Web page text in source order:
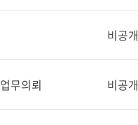
비공개
업무의뢰 비공개